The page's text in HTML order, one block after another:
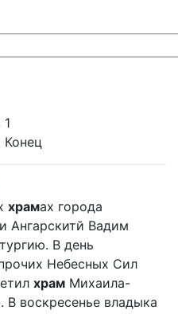
Конец
храмах города
Ангарскитй Вадим
В день
Небесных Сил
храм Михаила-
. В воскресенье владыка